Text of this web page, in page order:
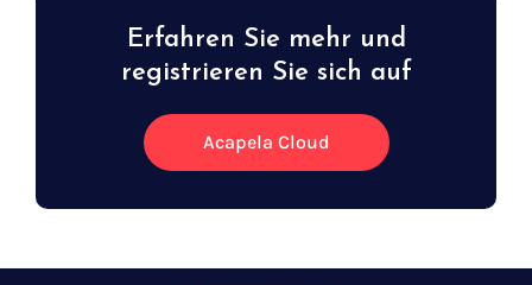
Erfahren Sie mehr und
registrieren Sie sich auf
Acapela Cloud